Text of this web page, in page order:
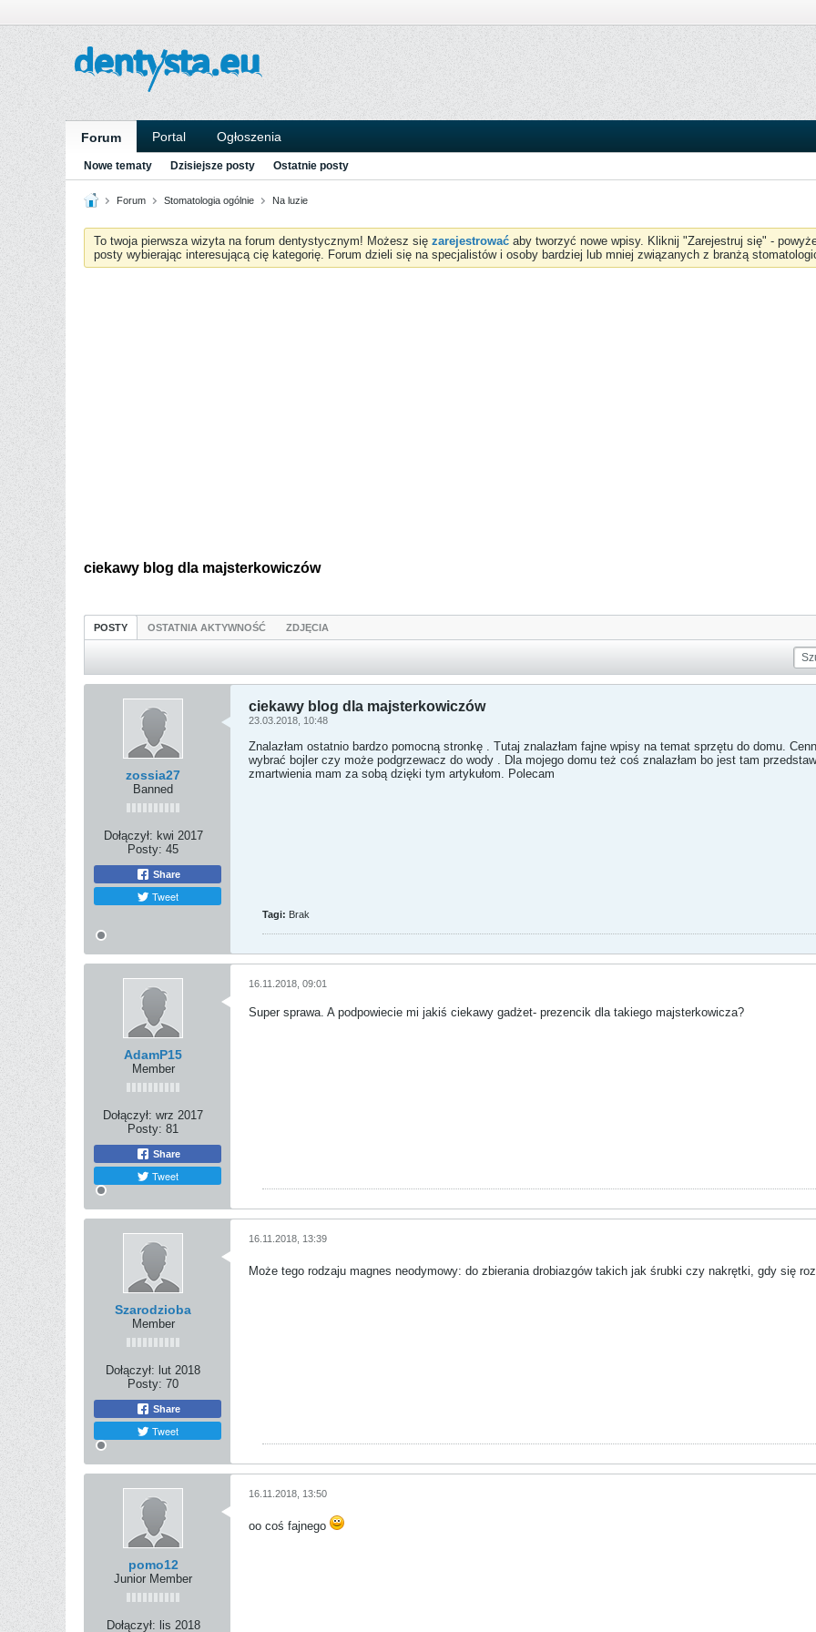
Forum Portal Ogłoszenia
Nowe tematy Dzisiejsze posty Ostatnie posty
Forum Stomatologia ogólnie Na luzie
To twoja pierwsza wizyta na forum dentystycznym! Możesz się zarejestrować aby tworzyć nowe wpisy. Kliknij "Zarejestruj się" -
posty wybierając interesującą cię kategorię. Forum dzieli się na specjalistów i osoby bardziej lub mniej związanych z branżą
ciekawy blog dla majsterkowiczów
POSTY OSTATNIA AKTYWNOŚĆ ZDJĘCIA
zossia27
Banned
Dołączył: kwi 2017
Posty: 45
Share
Tweet
ciekawy blog dla majsterkowiczów
23.03.2018, 10:48
Znalazłam ostatnio bardzo pomocną stronkę . Tutaj znalazłam fajne wpisy na temat sprzętu do domu.
wybrać bojler czy może podgrzewacz do wody . Dla mojego domu też coś znalazłam bo jest tam
zmartwienia mam za sobą dzięki tym artykułom. Polecam
Tagi: Brak
AdamP15
Member
Dołączył: wrz 2017
Posty: 81
Share
Tweet
16.11.2018, 09:01
Super sprawa. A podpowiecie mi jakiś ciekawy gadżet- prezencik dla takiego majsterkowicza?
Szarodzioba
Member
Dołączył: lut 2018
Posty: 70
Share
Tweet
16.11.2018, 13:39
Może tego rodzaju magnes neodymowy: do zbierania drobiazgów takich jak śrubki czy nakrętki, gdy się
pomo12
Junior Member
Dołączył: lis 2018
16.11.2018, 13:50
oo coś fajnego